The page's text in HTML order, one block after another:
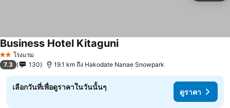
2 ดาวโรงแรม
Business Hotel Kitaguniดูราคา
7.3 130 19.1 km ถึง Hakodate Nanae Snowpark
เลือกวันที่เพื่อดูราคาในวันนั้นๆ
ดูราคา